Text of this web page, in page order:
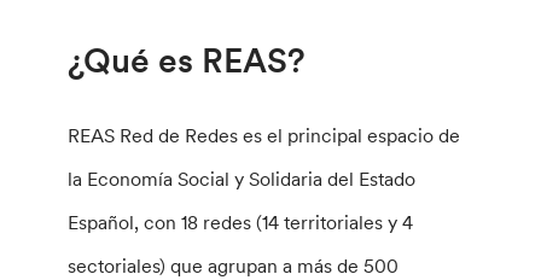
¿Qué es REAS?
REAS Red de Redes es el principal espacio de
la Economía Social y Solidaria del Estado
Español, con 18 redes (14 territoriales y 4
sectoriales) que agrupan a más de 500